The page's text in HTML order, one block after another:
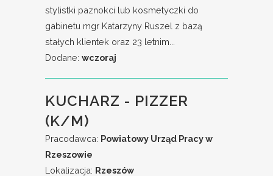
stylistki paznokci lub kosmetyczki do
gabinetu mgr Katarzyny Ruszel z bazą
stałych klientek oraz 23 letnim...
Dodane: wczoraj
KUCHARZ - PIZZER
(K/M)
Pracodawca: Powiatowy Urząd Pracy w
Rzeszowie
Lokalizacja: Rzeszów